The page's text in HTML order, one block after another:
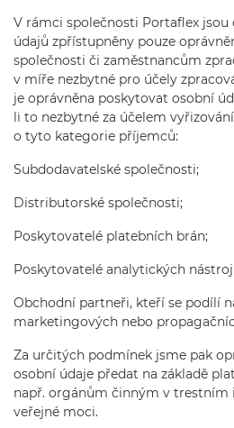
V rámci společnosti Portaflex jsou
údajů zpřístupněny pouze
společnosti či zaměstnancům
v míře nezbytné pro účely
je oprávněna poskytovat osobní
li to nezbytné za účelem
o tyto kategorie příjemců:
Subdodavatelské společnosti;
Distributorské společnosti;
Poskytovatelé platebních brán;
Poskytovatelé analytických
Obchodní partneři, kteří se podílí
marketingových nebo
Za určitých podmínek jsme pak
osobní údaje předat na základě
např. orgánům činným v trestním
veřejné moci.